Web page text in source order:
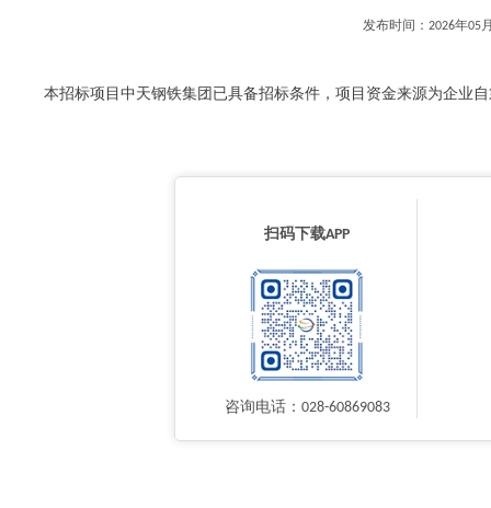
发布时间：2026年
本招标项目中天钢铁集团已具备招标条件，项目资金来源为企业
扫码下载APP
咨询电话：028-60869083